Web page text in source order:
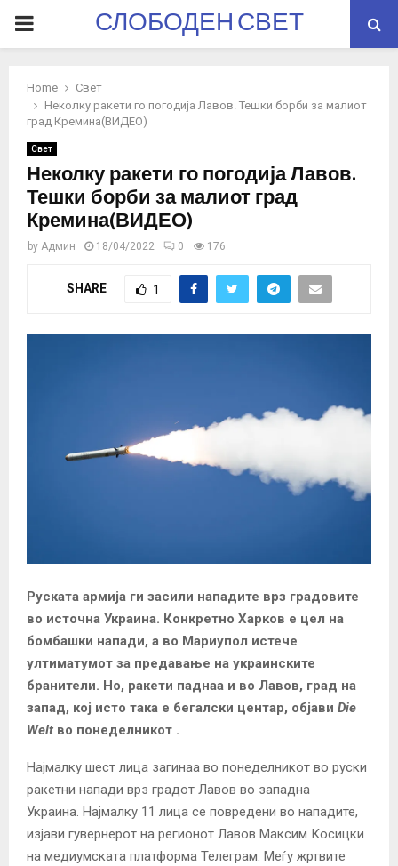
PRIMARYСЛОБОДЕН СВЕТ
Home
Свет
Неколку ракети го погодија Лавов. Тешки борби за малиот
град Кремина(ВИДЕО)
Свет
Неколку ракети го погодија Лавов.
Тешки борби за малиот град
Кремина(ВИДЕО)
by Админ 18/04/2022 0 176
SHARE 1
Руската армија ги засили нападите врз градовите
во источна Украина. Конкретно Харков е цел на
бомбашки напади, а во Мариупол истече
ултиматумот за предавање на украинските
бранители. Но, ракети паднаа и во Лавов, град на
запад, кој исто така е бегалски центар, објави Die
Welt во понеделникот .
Најмалку шест лица загинаа во понеделникот во руски
ракетни напади врз градот Лавов во западна
Украина. Најмалку 11 лица се повредени во нападите,
изјави гувернерот на регионот Лавов Максим Косицки
на медиумската платформа Телеграм. Меѓу жртвите